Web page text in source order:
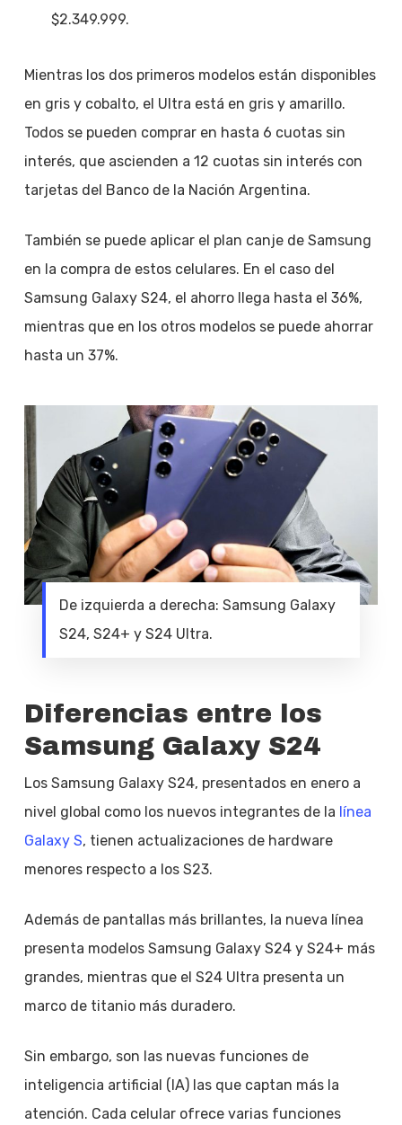
$2.349.999.
Mientras los dos primeros modelos están disponibles
en gris y cobalto, el Ultra está en gris y amarillo.
Todos se pueden comprar en hasta 6 cuotas sin
interés, que ascienden a 12 cuotas sin interés con
tarjetas del Banco de la Nación Argentina.
También se puede aplicar el plan canje de Samsung
en la compra de estos celulares. En el caso del
Samsung Galaxy S24, el ahorro llega hasta el 36%,
mientras que en los otros modelos se puede ahorrar
hasta un 37%.
De izquierda a derecha: Samsung Galaxy
S24, S24+ y S24 Ultra.
Diferencias entre los
Samsung Galaxy S24
Los Samsung Galaxy S24, presentados en enero a
nivel global como los nuevos integrantes de la línea
Galaxy S, tienen actualizaciones de hardware
menores respecto a los S23.
Además de pantallas más brillantes, la nueva línea
presenta modelos Samsung Galaxy S24 y S24+ más
grandes, mientras que el S24 Ultra presenta un
marco de titanio más duradero.
Sin embargo, son las nuevas funciones de
inteligencia artificial (IA) las que captan más la
atención. Cada celular ofrece varias funciones